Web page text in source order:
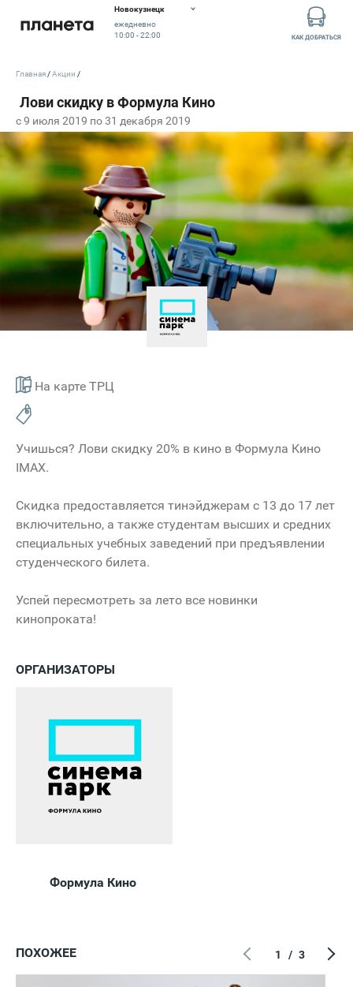
Новокузнецк
ежедневно
10:00 - 22:00
КАК ДОБРАТЬСЯ
c 9 июля 2019 по 31 декабря 2019
На карте ТРЦ
Главная Акции
Учишься? Лови скидку 20% в кино в Формула Кино
IMAX.
Скидка предоставляется тинэйджерам с 13 до 17 лет
включительно, а также студентам высших и средних
специальных учебных заведений при предъявлении
студенческого билета.
Успей пересмотреть за лето все новинки
кинопроката!
ОРГАНИЗАТОРЫ
Формула Кино
ПОХОЖЕЕ 1 / 3